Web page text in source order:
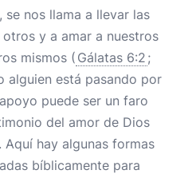
se nos llama a llevar las
y a amar a nuestros
mismos ( Gálatas 6:2 ;
alguien está pasando por
puede ser un faro
del amor de Dios
hay algunas formas
bíblicamente para